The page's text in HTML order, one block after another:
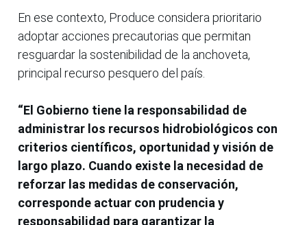
En ese contexto, Produce considera prioritario
adoptar acciones precautorias que permitan
resguardar la sostenibilidad de la anchoveta,
principal recurso pesquero del país.
“El Gobierno tiene la responsabilidad de
administrar los recursos hidrobiológicos con
criterios científicos, oportunidad y visión de
largo plazo. Cuando existe la necesidad de
reforzar las medidas de conservación,
corresponde actuar con prudencia y
responsabilidad para garantizar la